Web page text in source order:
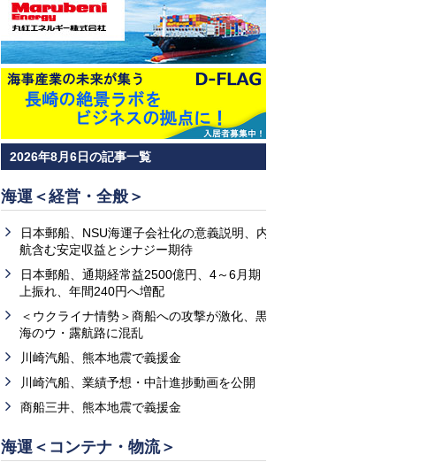
2026年8月6日の記事一覧
海運＜経営・全般＞
日本郵船、NSU海運子会社化の意義説明、内
航含む安定収益とシナジー期待
日本郵船、通期経常益2500億円、4～6月期
上振れ、年間240円へ増配
＜ウクライナ情勢＞商船への攻撃が激化、黒
海のウ・露航路に混乱
川崎汽船、熊本地震で義援金
川崎汽船、業績予想・中計進捗動画を公開
商船三井、熊本地震で義援金
海運＜コンテナ・物流＞